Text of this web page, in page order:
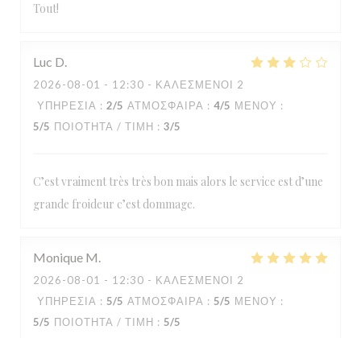
Tout!
Luc D
2026-08-01 - 12:30 - ΚΑΛΕΣΜΈΝΟΙ 2
ΥΠΗΡΕΣΊΑ : 2/5 ΑΤΜΌΣΦΑΙΡΑ : 4/5 ΜΕΝΟΎ :
5/5 ΠΟΙΌΤΗΤΑ / ΤΙΜΉ : 3/5
C’est vraiment très très bon mais alors le service est d’une
grande froideur c’est dommage.
Monique M
2026-08-01 - 12:30 - ΚΑΛΕΣΜΈΝΟΙ 2
ΥΠΗΡΕΣΊΑ : 5/5 ΑΤΜΌΣΦΑΙΡΑ : 5/5 ΜΕΝΟΎ :
5/5 ΠΟΙΌΤΗΤΑ / ΤΙΜΉ : 5/5